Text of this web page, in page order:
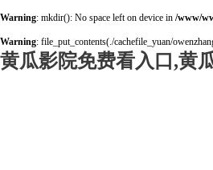
Warning: mkdir(): No space left on device in /www/
Warning: file_put_contents(./cachefile_yuan/
黄瓜影院免费看入口,黄